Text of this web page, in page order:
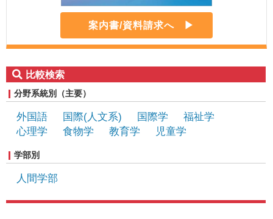
案内書/資料請求へ
比較検索
分野系統別（主要）
外国語 国際(人文系) 国際学
福祉学
心理学
食物学 教育学 児童学
学部別
人間学部